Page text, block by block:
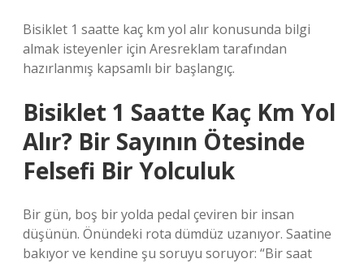
Bisiklet 1 saatte kaç km yol alır konusunda bilgi
almak isteyenler için Aresreklam tarafından
hazırlanmış kapsamlı bir başlangıç.
Bisiklet 1 Saatte Kaç Km Yol
Alır? Bir Sayının Ötesinde
Felsefi Bir Yolculuk
Bir gün, boş bir yolda pedal çeviren bir insan
düşünün. Önündeki rota dümdüz uzanıyor. Saatine
bakıyor ve kendine şu soruyu soruyor: “Bir saat